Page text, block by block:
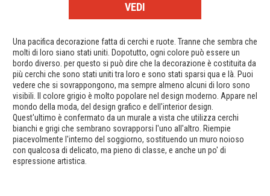
VEDI
Una pacifica decorazione fatta di cerchi e ruote. Tranne che sembra che
molti di loro siano stati uniti. Dopotutto, ogni colore può essere un
bordo diverso. per questo si può dire che la decorazione è costituita da
più cerchi che sono stati uniti tra loro e sono stati sparsi qua e là. Puoi
vedere che si sovrappongono, ma sempre almeno alcuni di loro sono
visibili. Il colore grigio è molto popolare nel design moderno. Appare nel
mondo della moda, del design grafico e dell'interior design.
Quest'ultimo è confermato da un murale a vista che utilizza cerchi
bianchi e grigi che sembrano sovrapporsi l'uno all'altro. Riempie
piacevolmente l'interno del soggiorno, sostituendo un muro noioso
con qualcosa di delicato, ma pieno di classe, e anche un po' di
espressione artistica.